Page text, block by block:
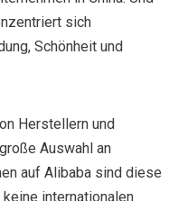
sich
Schönheit und
Herstellern und
Auswahl an
auf Alibaba sind diese
internationalen